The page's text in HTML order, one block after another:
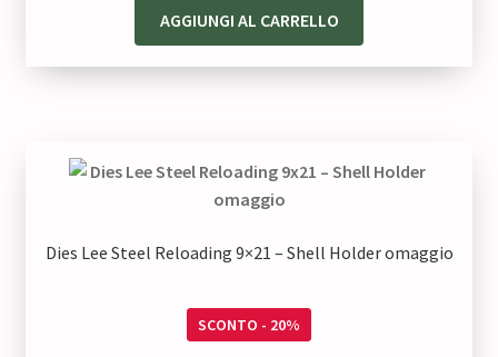
originale
era:
attuale
è:
AGGIUNGI AL CARRELLO
Dies Lee Steel Reloading 9×21 – Shell Holder omaggio
SCONTO - 20%